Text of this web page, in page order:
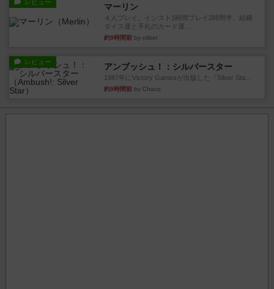
レビュー マーリン
４人プレイ。インスト1時間プレイ2時間半。結構
ダイス運と手札のカード運...
約9時間前 by oliber
レビュー アンブッシュ！：シルバースター
1987年にVictory Gamesが出版した『Silver Sta...
約9時間前 by Chaco